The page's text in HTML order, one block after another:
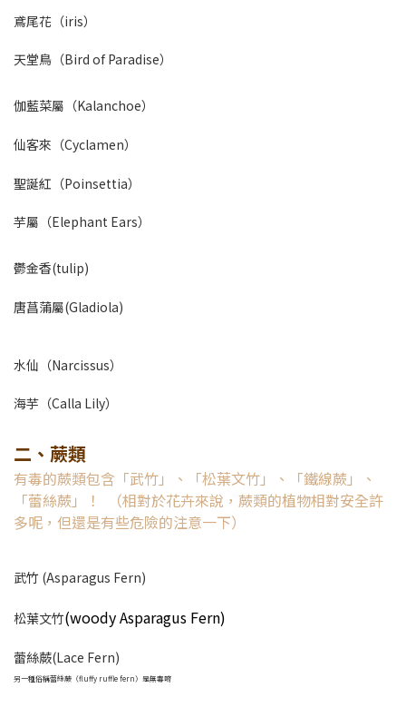
鳶尾花（iris）
天堂鳥（Bird of Paradise）
伽藍菜屬（Kalanchoe）
仙客來（Cyclamen）
聖誕紅（Poinsettia）
芋屬（Elephant Ears）
鬱金香(tulip)
唐菖蒲屬(Gladiola)
水仙（Narcissus）
海芋（Calla Lily）
二、蕨類
有毒的蕨類包含「武竹」、「松葉文竹」、「鐵線蕨」、
「蕾絲蕨」！ （相對於花卉來說，蕨類的植物相對安全許
多呢，但還是有些危險的注意一下）
武竹 (Asparagus Fern)
松葉文竹(woody Asparagus Fern)
蕾絲蕨(Lace Fern)
另一種俗稱蕾絲蕨（fluffy ruffle fern）是無毒唷